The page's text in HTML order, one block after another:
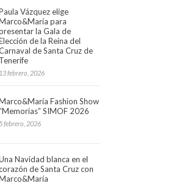
Vázquez elige
para
la Gala de
de la Reina del
de Santa Cruz de
Tenerife
13 febrero, 2026
Fashion Show
“Memorias” SIMOF 2026
5 febrero, 2026
Navidad blanca en el
de Santa Cruz con